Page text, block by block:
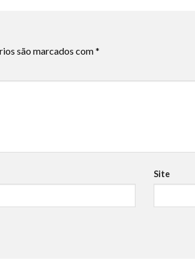
são marcados com*
Site